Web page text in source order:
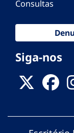
Consultas
Siga-nos